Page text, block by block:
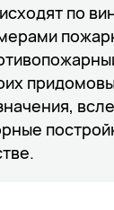
по